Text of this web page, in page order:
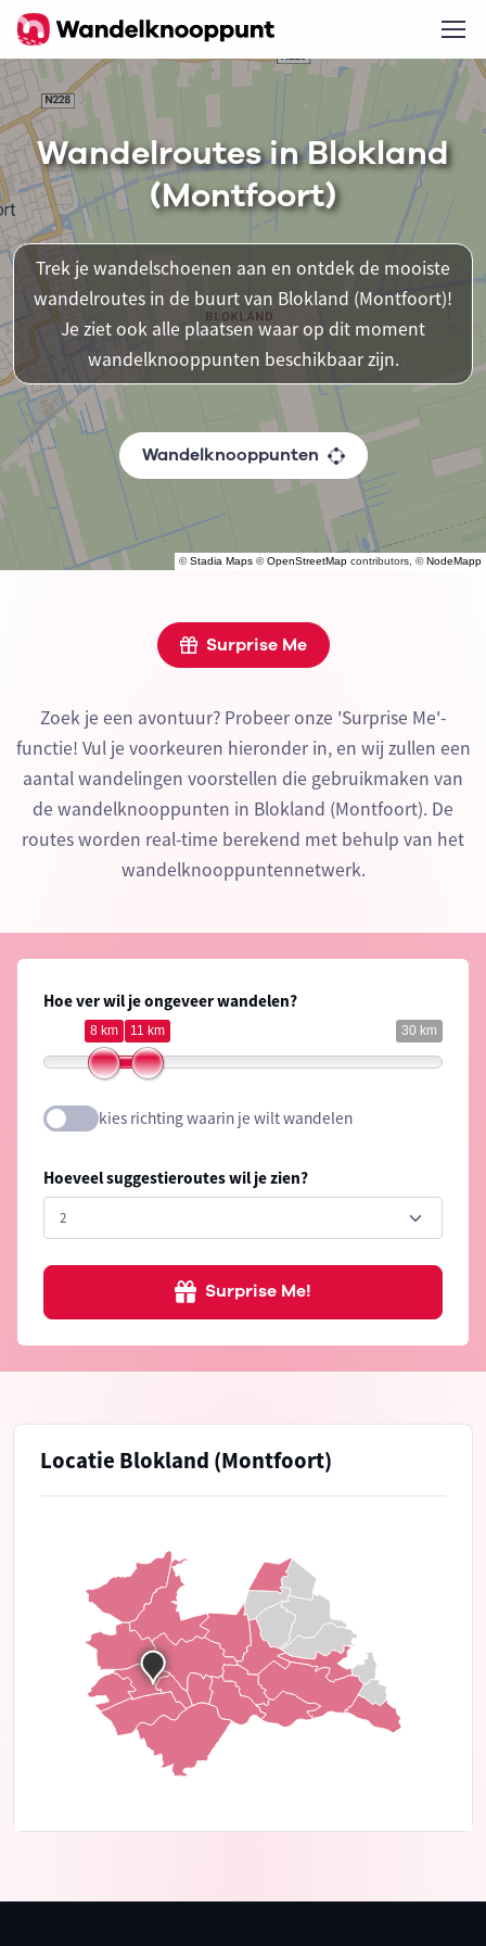
©Stadia Maps ©OpenStreetMap contributors, ©NodeMapp
Wandelroutes in Blokland
(Montfoort)
Trek je wandelschoenen aan en ontdek de mooiste
wandelroutes in de buurt van Blokland (Montfoort)!
Je ziet ook alle plaatsen waar op dit moment
wandelknooppunten beschikbaar zijn.
Wandelknooppunten
Surprise Me
Zoek je een avontuur? Probeer onze 'Surprise Me'-
functie! Vul je voorkeuren hieronder in, en wij zullen een
aantal wandelingen voorstellen die gebruikmaken van
de wandelknooppunten in Blokland (Montfoort). De
routes worden real-time berekend met behulp van het
wandelknooppuntennetwerk.
Hoe ver wil je ongeveer wandelen?
30 km
8 km 11 km
kies richting waarin je wilt wandelen
Hoeveel suggestieroutes wil je zien?
Surprise Me!
Locatie Blokland (Montfoort)